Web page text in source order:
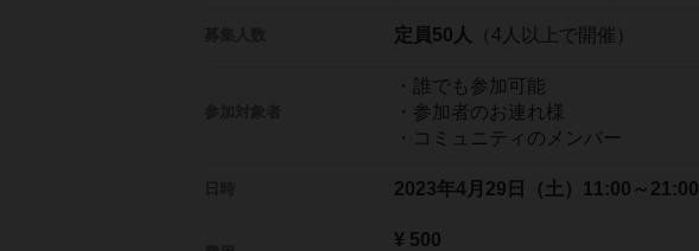
定員50人 （4人以上で開催）
・誰でも参加可能
・参加者のお連れ様
・コミュニティのメンバー
2023年4月29日（土） 11:00～21:00
¥ 500